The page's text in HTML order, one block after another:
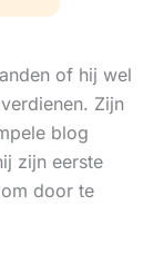
of hij wel
Zijn
blog
zijn eerste
door te